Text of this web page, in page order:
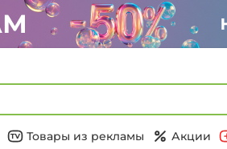
Товары из рекламы Акции